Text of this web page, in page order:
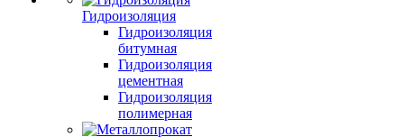
Гидроизоляция
Гидроизоляция
битумная
Гидроизоляция
цементная
Гидроизоляция
полимерная